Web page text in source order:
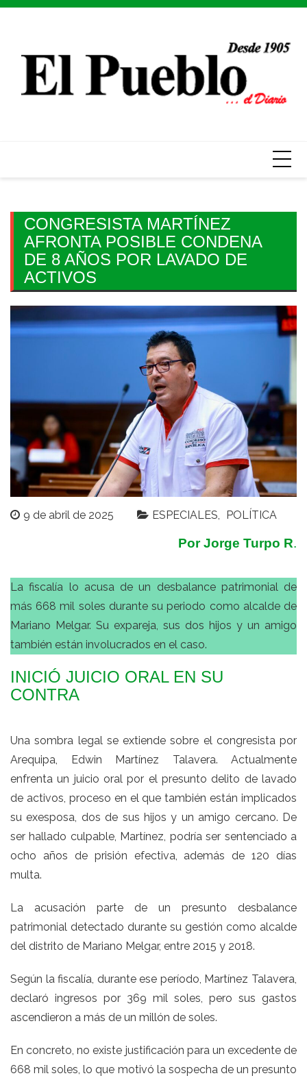
Skip
CONGRESISTA MARTÍNEZ
AFRONTA POSIBLE CONDENA
DE 8 AÑOS POR LAVADO DE
ACTIVOS
9 de abril de 2025 ESPECIALES POLÍTICA
Por Jorge Turpo R.
La fiscalía lo acusa de un desbalance patrimonial de
más 668 mil soles durante su periodo como alcalde de
Mariano Melgar. Su expareja, sus dos hijos y un amigo
también están involucrados en el caso.
INICIÓ JUICIO ORAL EN SU
CONTRA
Una sombra legal se extiende sobre el congresista por
Arequipa, Edwin Martínez Talavera. Actualmente
enfrenta un juicio oral por el presunto delito de lavado
de activos, proceso en el que también están implicados
su exesposa, dos de sus hijos y un amigo cercano. De
ser hallado culpable, Martínez, podría ser sentenciado a
ocho años de prisión efectiva, además de 120 días
multa.
La acusación parte de un presunto desbalance
patrimonial detectado durante su gestión como alcalde
del distrito de Mariano Melgar, entre 2015 y 2018.
Según la fiscalía, durante ese período, Martínez Talavera,
declaró ingresos por 369 mil soles, pero sus gastos
ascendieron a más de un millón de soles.
En concreto, no existe justificación para un excedente de
668 mil soles, lo que motivó la sospecha de un presunto